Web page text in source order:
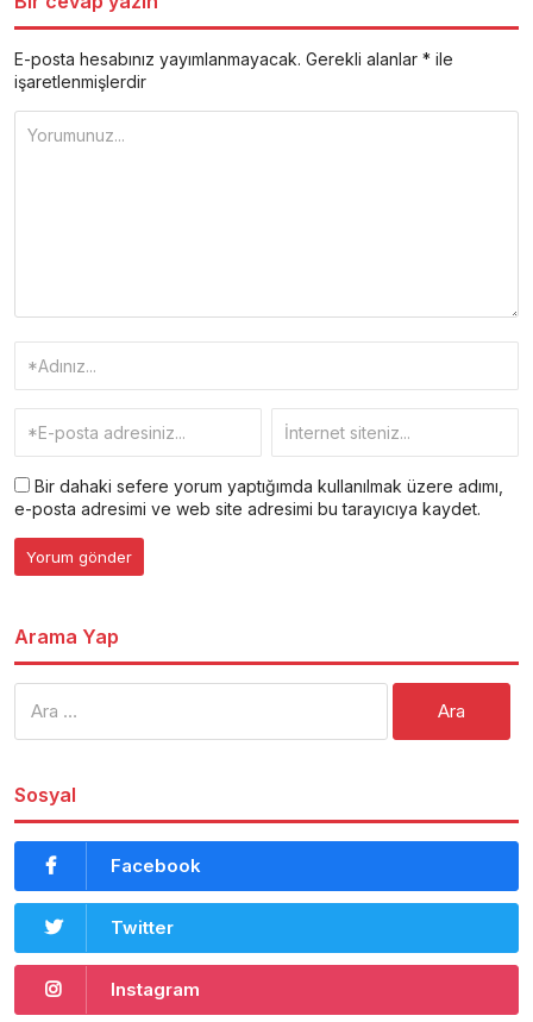
E-posta hesabınız yayımlanmayacak. Gerekli alanlar * ile
işaretlenmişlerdir
Bir dahaki sefere yorum yaptığımda kullanılmak üzere adımı,
e-posta adresimi ve web site adresimi bu tarayıcıya kaydet.
Arama Yap
Sosyal
Facebook
Twitter
Instagram